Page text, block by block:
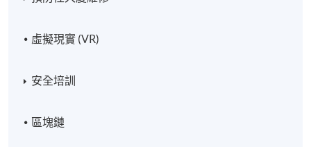
虛擬現實 (VR)
安全培訓
區塊鏈